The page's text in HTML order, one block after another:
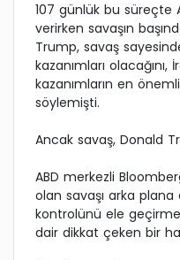
107 günlük bu süreçte
verirken savaşın
Trump, savaş
kazanımları
kazanımların en
söylemişti.
Ancak savaş, Donald
ABD merkezli
olan savaşı arka
kontrolünü ele
dair dikkat çeken bir